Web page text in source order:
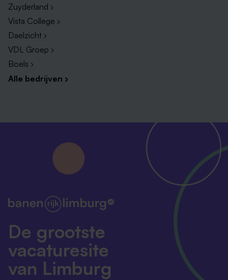
Zuyderland ›
Vista College ›
Daelzicht ›
VDL Groep ›
Boels ›
Alle bedrijven ›
De grootste
vacaturesite
van Limburg